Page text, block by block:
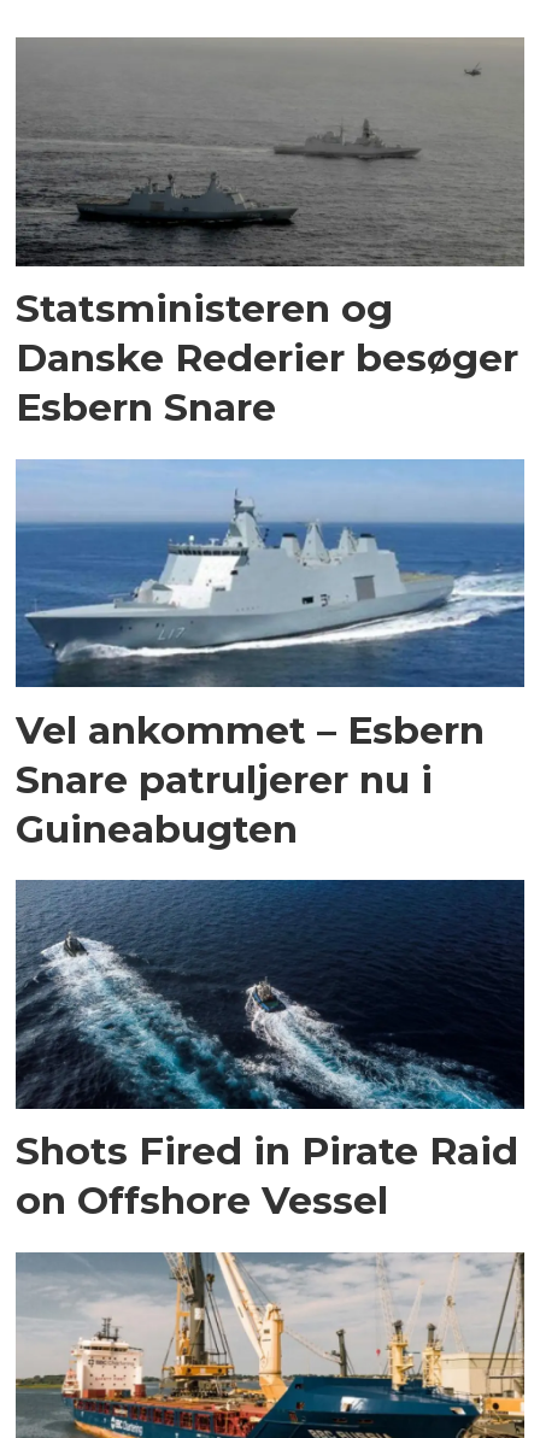
Statsministeren og
Danske Rederier besøger
Esbern Snare
Vel ankommet – Esbern
Snare patruljerer nu i
Guineabugten
Shots Fired in Pirate Raid
on Offshore Vessel